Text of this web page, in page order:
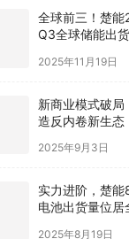
全球前三！楚能
Q3全球储能出货
2025年11月19日
新商业模式破局
造反内卷新生态
2025年9月3日
实力进阶，楚能
电池出货量位居
2025年8月19日